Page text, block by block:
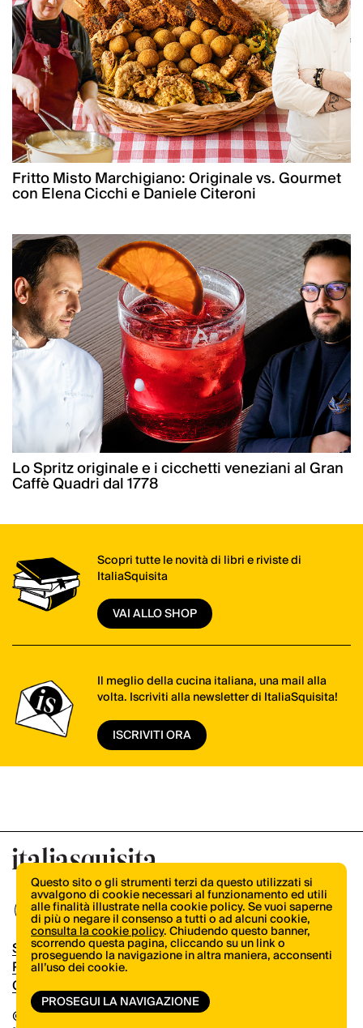
Fritto Misto Marchigiano: Originale vs. Gourmet
con Elena Cicchi e Daniele Citeroni
Lo Spritz originale e i cicchetti veneziani al Gran
Caffè Quadri dal 1778
Scopri tutte le novità di libri e riviste di
ItaliaSquisita
VAI ALLO SHOP
Il meglio della cucina italiana, una mail alla
volta. Iscriviti alla newsletter di ItaliaSquisita!
ISCRIVITI ORA
© Copyright 2026.Vertical.it
Shop
Pubblicità
Contatti
Questo sito o gli strumenti terzi da questo utilizzati si
avvalgono di cookie necessari al funzionamento ed utili
alle finalità illustrate nella cookie policy. Se vuoi saperne
di più o negare il consenso a tutti o ad alcuni cookie,
consulta la cookie policy. Chiudendo questo banner,
scorrendo questa pagina, cliccando su un link o
proseguendo la navigazione in altra maniera, acconsenti
all’uso dei cookie.
PROSEGUI LA NAVIGAZIONE